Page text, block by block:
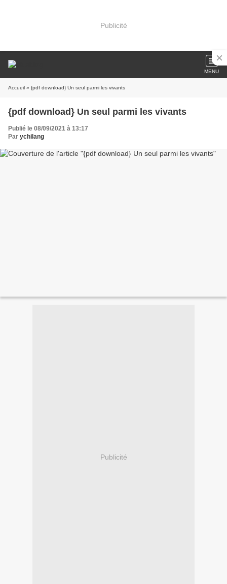
Publicité
MENU
Accueil » {pdf download} Un seul parmi les vivants
{pdf download} Un seul parmi les vivants
Publié le 08/09/2021 à 13:17
Par ychilang
Publicité